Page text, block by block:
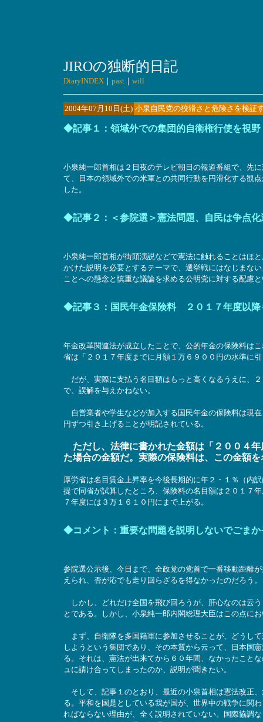
JIROの独断的日記
DiaryINDEX｜ past｜ will
2004年07月10日(土) 小泉自民党の狡猾さと危険さを検証
◆記事１：領域外での集団的自衛権行使を視
小泉純一郎首相は２日夜のテレビ朝日の報道番組で、先
て、日本の領域外での米軍との共同行動を円滑化する観
した。
◆記事２：＜参院選＞憲法問題、自民は争点化
小泉純一郎首相が街頭演説などで憲法に触れることはほ
かけた説明を必要とするテーマで、選挙戦にはなじまな
ことへの懸念と慎重な議論を求める公明党に対する配慮
◆記事３：国民年金保険料 ２０１７年度以降
年金改革関連法が成立したことで、公的年金の保険料は
省は「２０１７年度までに月額１万６９００円の水準に
だが、実際に支払う名目額はもっと高くなるうえに、
で、誤解を与えかねない。
自営業者や学生などが加入する国民年金の保険料は現
円ずつ引き上げることが明記されている。
ただし、法律に書かれた金額は「２００４
た場合の金額だ。実際の保険料は、この金額
厚労省は名目賃金上昇率を今後長期的に年２・１％（内
提で同省が試算したところ、保険料の名目額は２０１７
７年度には３万１６１０円にまで上がる。
◆コメント：重要な問題を説明しないでごま
参院選公示後、今日まで、全政党の党首で一番移動距離
えられ、否が応でも走り回らざるを得なかったのだろう。
しかし、どれだけ全国を飛び回ろうが、肝心なのは云
とである。しかし、小泉純一郎内閣総理大臣はこの点に
まず、自衛隊を多国籍軍に参加させることが、どうし
しようという集団であり、その本質から云って、日本国
る。それは、憲法が出来てから６０年間、なかったこと
ュに請け合ってしまったのか、説明が聞きたい。
そして、記事１のとおり、最近の小泉首相は憲法改正
る。平和を国是としている我が国が、世界中の戦争に関
ればならない理由が、全く説明されていない。国際協調